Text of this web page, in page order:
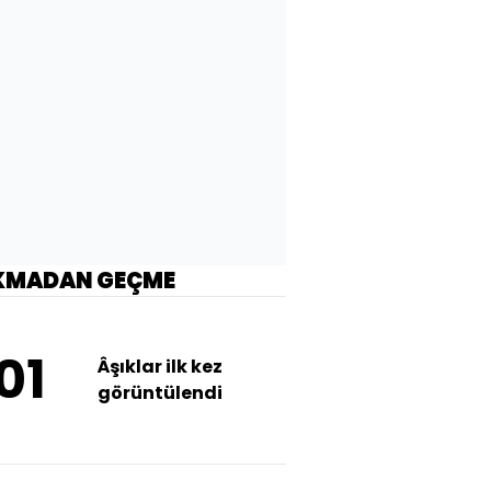
GEÇME
Âşıklar ilk kez
görüntülendi